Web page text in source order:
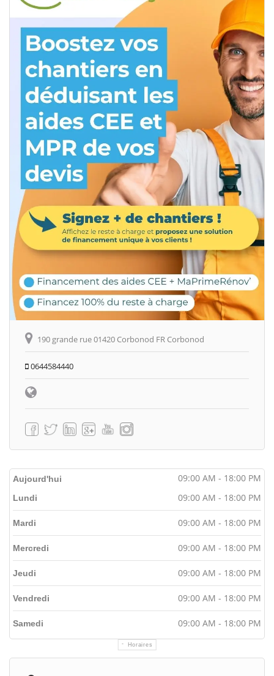
190 grande rue 01420 Corbonod FR Corbonod
0644584440
Aujourd'hui 09:00 AM - 18:00 PM
Horaires
Lundi 09:00 AM - 18:00 PM
Mardi 09:00 AM - 18:00 PM
Mercredi 09:00 AM - 18:00 PM
Jeudi 09:00 AM - 18:00 PM
Vendredi 09:00 AM - 18:00 PM
Samedi 09:00 AM - 18:00 PM